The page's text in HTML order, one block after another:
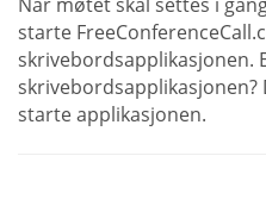
starte
skrivebordsapplikasjonen.
skrivebordsapplikasjonen?
starte applikasjonen.